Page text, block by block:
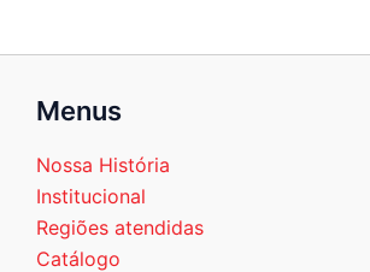
Menus
Nossa História
Institucional
Regiões atendidas
Catálogo